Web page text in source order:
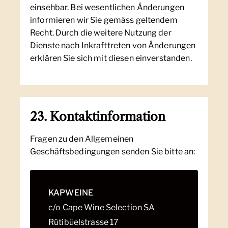
einsehbar. Bei wesentlichen Änderungen
informieren wir Sie gemäss geltendem
Recht. Durch die weitere Nutzung der
Dienste nach Inkrafttreten von Änderungen
erklären Sie sich mit diesen einverstanden.
23. Kontaktinformation
Fragen zu den Allgemeinen
Geschäftsbedingungen senden Sie bitte an:
KAPWEINE
c/o Cape Wine Selection SA
Rütibüelstrasse 17